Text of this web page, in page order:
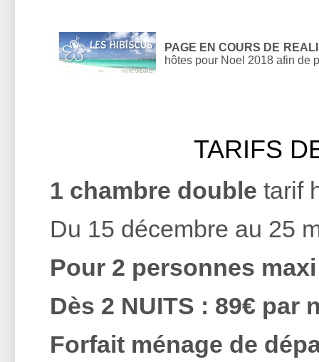
PAGE EN COURS DE
hôtes pour Noel 2018 afin de
TARIFS
1 chambre double tarif
Du 15 décembre au 25
Pour 2 personnes maxi
Dès 2 NUITS : 89€ par
Forfait ménage de